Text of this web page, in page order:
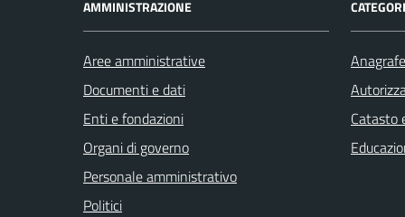
AMMINISTRAZIONE
Aree amministrative
Documenti e dati
Enti e fondazioni
Organi di governo
Personale amministrativo
Politici
Catasto